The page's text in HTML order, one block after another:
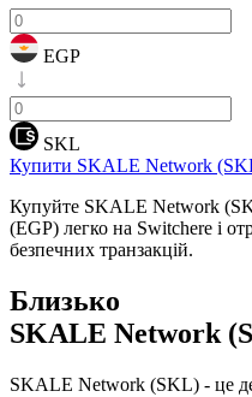
EGP
SKL
Купити SKALE Network
Купуйте SKALE Network
(EGP) легко на Switchere і
безпечних транзакцій.
Близько
SKALE Network
SKALE Network (SKL) - це